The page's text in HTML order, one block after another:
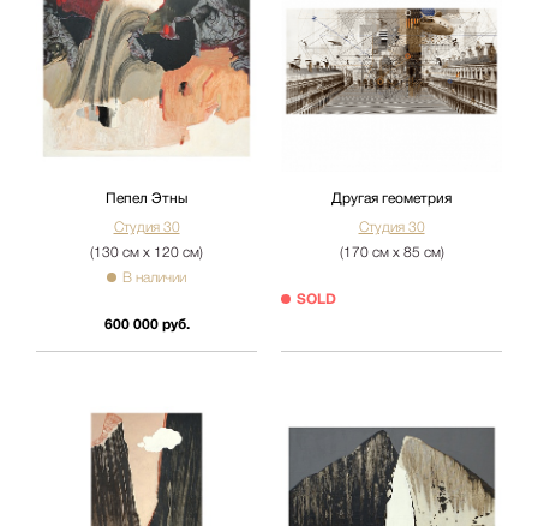
Пепел Этны
Студия 30
(130 см х 120 см)
В наличии
600 000 руб.
Другая геометрия
Студия 30
(170 см х 85 см)
SOLD